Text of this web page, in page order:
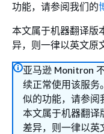
功能，请参阅我们的
本文属于机器翻译版
异，则一律以英文原
亚马逊 Monitron
续正常使用该服务
似的功能，请参阅
本文属于机器翻译
差异，则一律以英